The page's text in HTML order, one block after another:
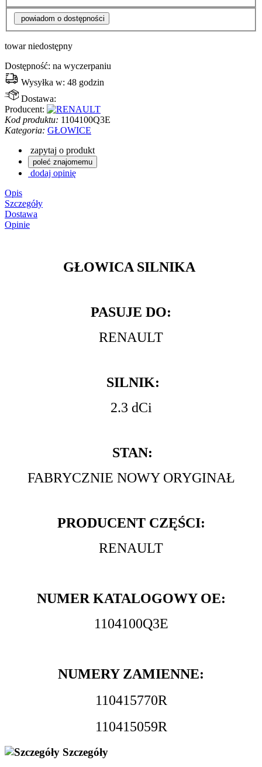
powiadom o dostępności
towar niedostępny
Dostępność: na wyczerpaniu
Wysyłka w: 48 godzin
Dostawa:
Producent:
Kod produktu: 1104100Q3E
Kategoria: GŁOWICE
zapytaj o produkt
poleć znajomemu
dodaj opinię
Opis
Szczegóły
Dostawa
Opinie
GŁOWICA SILNIKA
PASUJE DO:
RENAULT
SILNIK:
2.3 dCi
STAN:
FABRYCZNIE NOWY ORYGINAŁ
PRODUCENT CZĘŚCI:
RENAULT
NUMER KATALOGOWY OE:
1104100Q3E
NUMERY ZAMIENNE:
110415770R
110415059R
Szczegóły